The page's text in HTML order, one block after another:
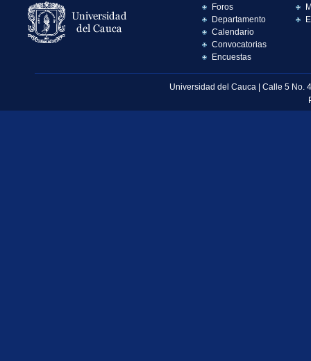
Foros
Departamento
Calendario
Convocatorias
Encuestas
Universidad del Cauca | Calle 5 No.